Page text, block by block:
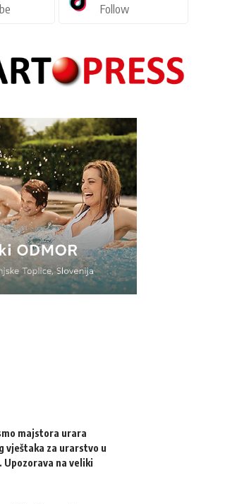
Follow
majstora urara
vještaka za urarstvo u
na veliki